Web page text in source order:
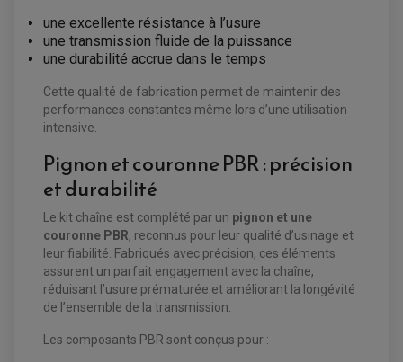
FREINAGE
DISQUE DE FREIN
KIT DURITE DE FREIN
KIT DURITE D'EMBRAYAGE MOTO
KIT RÉPARATION ÉTRIER DE FREIN
KIT RÉPARATION MAÎTRE CYLINDRE
MAÎTRE CYLINDRE
HUILE ET PRODUIT D'ENTRETIEN
PRODUIT D'ENTRETIEN
PRODUIT ENTRETIEN
FILTRE A AIR
FILTRE A HUILE
BOUGIE SCOOTER
FILTRE A AIR K&N
EQUIPEMENT FREINAGE QUAD / SSV
KIT DURITE DE FREIN QUAD
KIT REPARATION MAÎTRE CYLINDRE QUAD / SSV
PLAQUETTES DE FREIN QUAD / SSV
HUILE ET PRODUIT D'ENTRETIEN QUAD
HUILE POUR QUAD
PRODUIT D'ENTRETIEN QUAD
JANTES / ACCESSOIRES QUAD ET SSV
CHAÎNE A NEIGE QUAD-SSV
CHAÎNES A NEIGE
CHAMBRE A AIR QUAD ET SSV
CLOUS / CRAMPON VISSABLE
ÉLARGISSEURES DE VOIES QUAD
JANTES QUAD ET SSV
MOUSSE
CHAMBRE À AIR
ENDURO
ACCESSOIRES FREINAGE
DISQUE DE FREIN AVANT
PLAQUETTE DE FREIN
KIT RÉPARATION PÉDALE DE FREIN
KIT RÉPARATION MAÎTRE CYLINDRE
KIT RÉPARATION ÉTRIER DE FREIN
ROULEMENT MOTO CROSS ET ENDURO
ROULEMENT D'AMORTISSEUR
une excellente résistance à l’usure
une transmission fluide de la puissance
une durabilité accrue dans le temps
Cette qualité de fabrication permet de maintenir des
performances constantes même lors d’une utilisation
intensive.
Pignon et couronne PBR : précision
et durabilité
Le kit chaîne est complété par un pignon et une
couronne PBR, reconnus pour leur qualité d’usinage et
leur fiabilité. Fabriqués avec précision, ces éléments
assurent un parfait engagement avec la chaîne,
réduisant l’usure prématurée et améliorant la longévité
de l’ensemble de la transmission.
Les composants PBR sont conçus pour :